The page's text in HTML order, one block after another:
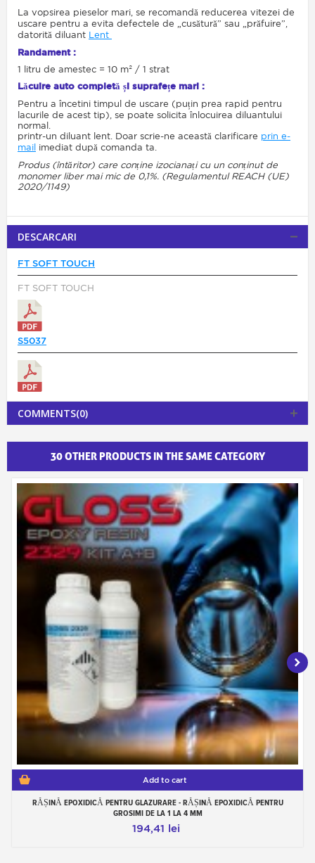
La vopsirea pieselor mari, se recomandă reducerea vitezei de
uscare pentru a evita defectele de „cusătură” sau „prăfuire”,
datorită diluant Lent
Randament :
1 litru de amestec = 10 m² / 1 strat
Lăcuire auto completă și suprafețe mari :
Pentru a încetini timpul de uscare (puțin prea rapid pentru
lacurile de acest tip), se poate solicita înlocuirea diluantului
normal.
printr-un diluant lent. Doar scrie-ne această clarificare prin e-
mail imediat după comanda ta.
Produs (întăritor) care conține izocianați cu un conținut de
monomer liber mai mic de 0,1%. (Regulamentul REACH (UE)
2020/1149)
DESCARCARI
FT SOFT TOUCH
FT SOFT TOUCH
S5037
COMMENTS(0)
30 OTHER PRODUCTS IN THE SAME CATEGORY
Add to cart
RĂȘINĂ EPOXIDICĂ PENTRU GLAZURARE - RĂȘINĂ EPOXIDICĂ PENTRU
GROSIMI DE LA 1 LA 4 MM
194,41 lei